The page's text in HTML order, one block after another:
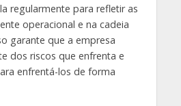
regularmente para refletir as
operacional e na cadeia
garante que a empresa
dos riscos que enfrenta e
enfrentá-los de forma